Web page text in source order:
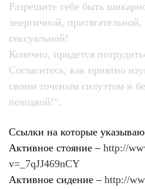
Разрешите себе быть
энергичной,
сексуальной!
Конечно, придется
Согласитесь, как приятно
своим точеным силуэтом и
походкой!”.
Ссылки на которые
Активное стояние – http://
v=_7qJJ469nCY
Активное сидение – http://